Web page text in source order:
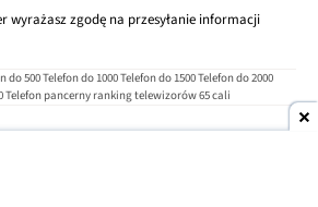
wyrażasz zgodę na przesyłanie informacji
do 500Telefon do 1000Telefon do 1500Telefon do 2000
Telefon pancerny ranking telewizorów 65 cali